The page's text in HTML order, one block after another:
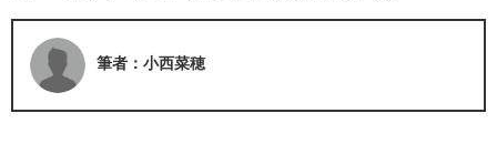
筆者：小西菜穂